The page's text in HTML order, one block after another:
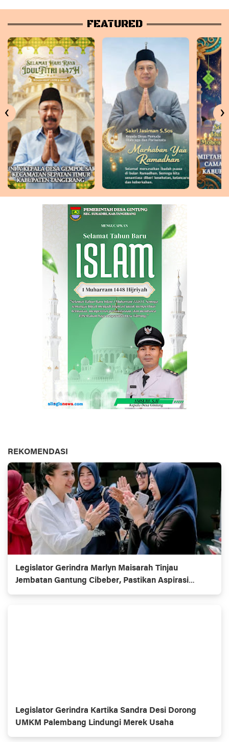
FEATURED
‹ ›
REKOMENDASI
Legislator Gerindra Marlyn Maisarah Tinjau
Jembatan Gantung Cibeber, Pastikan Aspirasi
Warga Terlaksana
Legislator Gerindra Kartika Sandra Desi Dorong
UMKM Palembang Lindungi Merek Usaha